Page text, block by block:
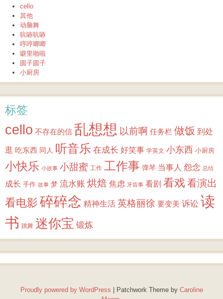
cello
其他
动脑舞
吭哧吭哧
哼哼唧唧
噼里啪啦
圆子圆子
小厨房
标签
cello 不存在的信 乱想想 以前啊 任务栏 做饭 到处
逛 吃东西 同人 听音乐 在成长 好笑事 学英文 小东西 小厨房
小快乐 小故事 小甜蜜 工作 工作事 弹琴 当事人 怨念 总结
成长 手作 故事 梦 流水账 烘焙 焦虑 牙齿事 看剧 看戏 看演出
看电影 碎碎念 精神生活 英格丽徐 要变美 诉讼 读
书 跳舞 迷你宝 锻炼
Proudly powered by WordPress Patchwork Theme by Caroline